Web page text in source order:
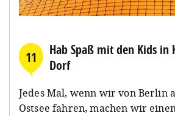
11
Hab Spaß mit den Kids in
Dorf
Jedes Mal, wenn wir von Berlin
Ostsee fahren, machen wir